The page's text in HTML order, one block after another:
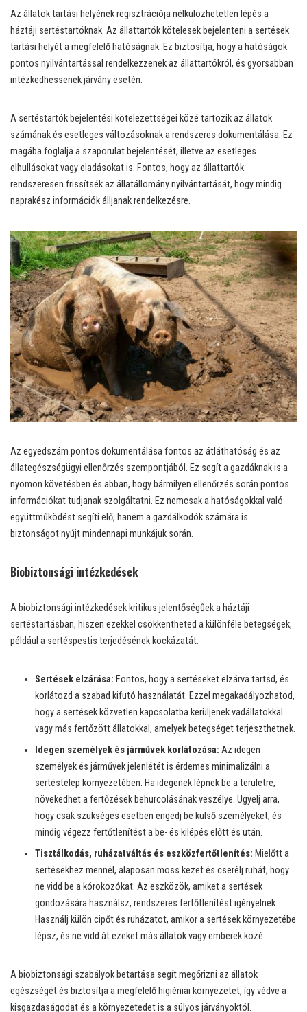
Az állatok tartási helyének regisztrációja nélkülözhetetlen lépés a
háztáji sertéstartóknak. Az állattartók kötelesek bejelenteni a sertések
tartási helyét a megfelelő hatóságnak. Ez biztosítja, hogy a hatóságok
pontos nyilvántartással rendelkezzenek az állattartókról, és gyorsabban
intézkedhessenek járvány esetén.
A sertéstartók bejelentési kötelezettségei közé tartozik az állatok
számának és esetleges változásoknak a rendszeres dokumentálása. Ez
magába foglalja a szaporulat bejelentését, illetve az esetleges
elhullásokat vagy eladásokat is. Fontos, hogy az állattartók
rendszeresen frissítsék az állatállomány nyilvántartását, hogy mindig
naprakész információk álljanak rendelkezésre.
Az egyedszám pontos dokumentálása fontos az átláthatóság és az
állategészségügyi ellenőrzés szempontjából. Ez segít a gazdáknak is a
nyomon követésben és abban, hogy bármilyen ellenőrzés során pontos
információkat tudjanak szolgáltatni. Ez nemcsak a hatóságokkal való
együttműködést segíti elő, hanem a gazdálkodók számára is
biztonságot nyújt mindennapi munkájuk során.
Biobiztonsági intézkedések
A biobiztonsági intézkedések kritikus jelentőségűek a háztáji
sertéstartásban, hiszen ezekkel csökkentheted a különféle betegségek,
például a sertéspestis terjedésének kockázatát.
Sertések elzárása: Fontos, hogy a sertéseket elzárva tartsd, és
korlátozd a szabad kifutó használatát. Ezzel megakadályozhatod,
hogy a sertések közvetlen kapcsolatba kerüljenek vadállatokkal
vagy más fertőzött állatokkal, amelyek betegséget terjeszthetnek.
Idegen személyek és járművek korlátozása: Az idegen
személyek és járművek jelenlétét is érdemes minimalizálni a
sertéstelep környezetében. Ha idegenek lépnek be a területre,
növekedhet a fertőzések behurcolásának veszélye. Ügyelj arra,
hogy csak szükséges esetben engedj be külső személyeket, és
mindig végezz fertőtlenítést a be- és kilépés előtt és után.
Tisztálkodás, ruházatváltás és eszközfertőtlenítés: Mielőtt a
sertésekhez mennél, alaposan moss kezet és cserélj ruhát, hogy
ne vidd be a kórokozókat. Az eszközök, amiket a sertések
gondozására használsz, rendszeres fertőtlenítést igényelnek.
Használj külön cipőt és ruházatot, amikor a sertések környezetébe
lépsz, és ne vidd át ezeket más állatok vagy emberek közé.
A biobiztonsági szabályok betartása segít megőrizni az állatok
egészségét és biztosítja a megfelelő higiéniai környezetet, így védve a
kisgazdaságodat és a környezetedet is a súlyos járványoktól.